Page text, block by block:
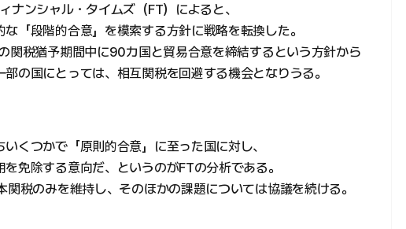
ナンシャル・タイムズ（FT）によると、
な「段階的合意」を模索する方針に戦略を転換した。
関税猶予期間中に90カ国と貿易合意を締結するという方針から
の国にとっては、相互関税を回避する機会となりうる。
くつかで「原則的合意」に至った国に対し、
免除する意向だ、というのがFTの分析である。
関税のみを維持し、そのほかの課題については協議を続ける。